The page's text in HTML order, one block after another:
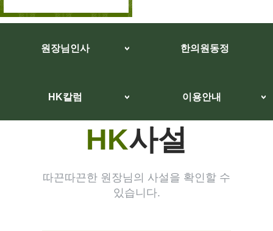
원장님인사 한의원동정
HK칼럼 이용안내
HK사설
따끈따끈한 원장님의 사설을 확인할 수
있습니다.